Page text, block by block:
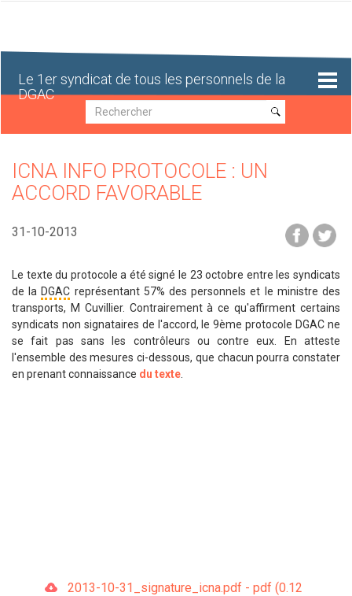
Le 1er syndicat de tous les personnels de la
DGAC
Recherche
Recherche
ICNA INFO PROTOCOLE : UN
ACCORD FAVORABLE
31-10-2013
Le texte du protocole a été signé le 23 octobre entre les syndicats
de la DGAC représentant 57% des personnels et le ministre des
transports, M Cuvillier. Contrairement à ce qu'affirment certains
syndicats non signataires de l'accord, le 9ème protocole DGAC ne
se fait pas sans les contrôleurs ou contre eux. En atteste
l'ensemble des mesures ci-dessous, que chacun pourra constater
en prenant connaissance du texte
2013-10-31_signature_icna.pdf - pdf (0.12